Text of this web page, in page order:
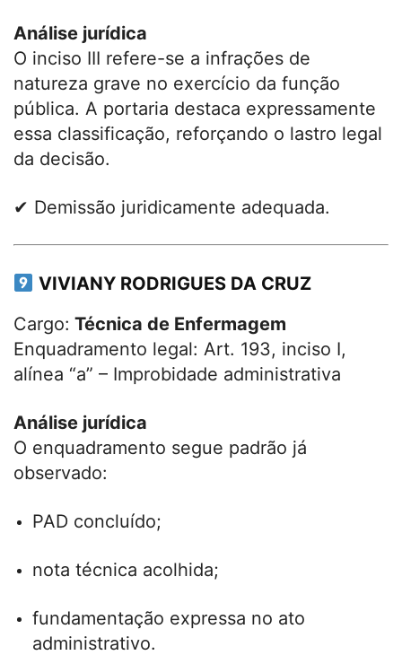
Análise jurídica
O inciso III refere-se a infrações de
natureza grave no exercício da função
pública. A portaria destaca expressamente
essa classificação, reforçando o lastro legal
da decisão.
✔ Demissão juridicamente adequada.
VIVIANY RODRIGUES DA CRUZ
Cargo: Técnica de Enfermagem
Enquadramento legal: Art. 193, inciso I,
alínea “a” – Improbidade administrativa
Análise jurídica
O enquadramento segue padrão já
observado:
PAD concluído;
nota técnica acolhida;
fundamentação expressa no ato
administrativo.